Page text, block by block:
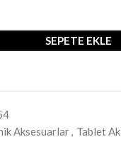
SEPETE EKLE
Aksesuarlar, Tablet